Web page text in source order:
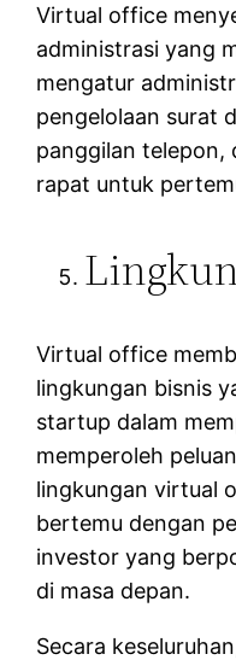
Virtual office
administrasi yang
mengatur
pengelolaan surat
panggilan telepon,
rapat untuk
Virtual office
lingkungan bisnis
startup dalam
memperoleh
lingkungan virtual
bertemu dengan
investor yang
di masa depan.
Secara